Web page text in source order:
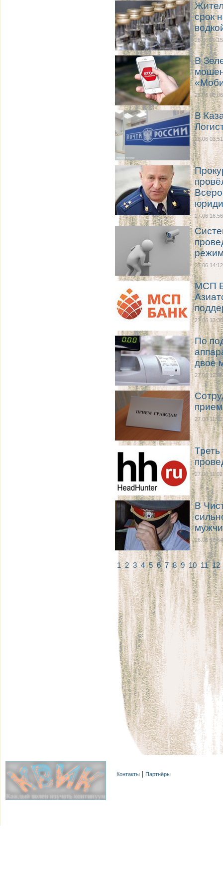
срок
28.06 09:15
В
28.06 09:06
В
28.06 03:51
27.06 16:56
27.06 14:12
МСП
27.06 13:38
По
двое
27.06 12:05
27.06 11:03
Треть
27.06 11:02
В
26.06 18:54
12 3456789101112
Контакты Партнёры